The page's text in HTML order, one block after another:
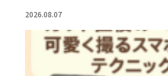
2026.08.07